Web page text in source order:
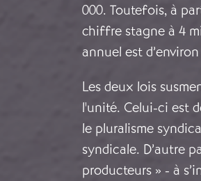
000. Toutefois, à
chiffre stagne à 4
annuel est d’environ
Les deux lois
l'unité. Celui-ci est
le pluralisme
syndicale. D’autre
producteurs » - à